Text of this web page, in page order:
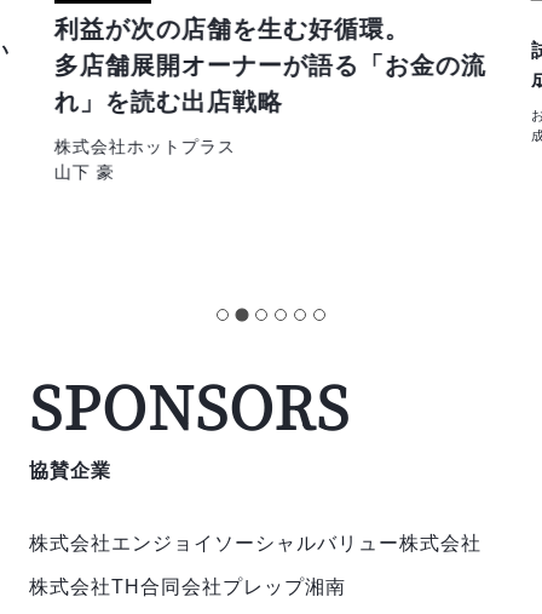
利益が次の店舗を生む好循環。
多店舗展開オーナーが語る「お金の流
れ」を読む出店戦略
株式会社ホットプラス
山下 豪
SPONSORS
協賛企業
株式会社エンジョイ ソーシャルバリュー株式会社
株式会社TH 合同会社プレップ湘南